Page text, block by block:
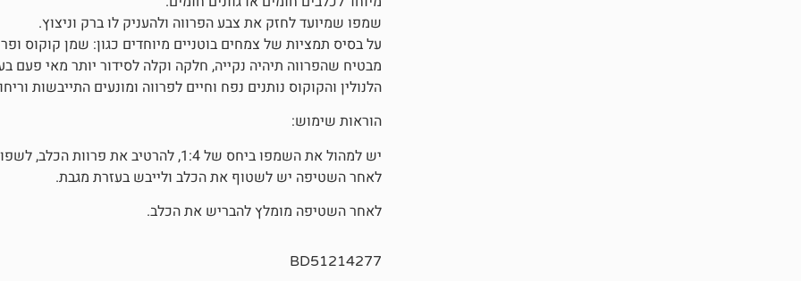
שמפו שמיועד לחזק את צבע הפרווה ולהעניק לו ברק וניצוץ.
על בסיס תמציות של צמחים בוטניים מיוחדים כגון: שמן קוקוס
מבטיח שהפרווה תיהיה נקייה, חלקה וקלה לסידור יותר מאי פעם
הלנולין והקוקוס נותנים נפח וחיים לפרווה ומונעים התייבשות
הוראות שימוש:
יש למהול את השמפו ביחס של 1:4,
לאחר השטיפה יש לשטוף את הכלב ולייבש בעזרת מגבת.
לאחר השטיפה מומלץ להבריש את הכלב.
BD51214277